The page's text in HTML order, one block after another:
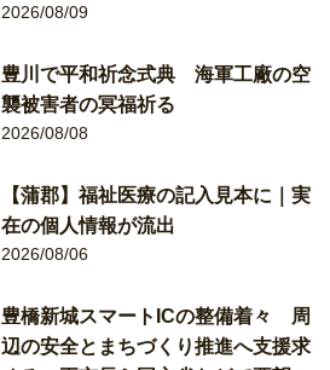
2026/08/09
豊川で平和祈念式典 海軍工廠の空
襲被害者の冥福祈る
2026/08/08
【蒲郡】福祉医療の記入見本に｜実
在の個人情報が流出
2026/08/06
豊橋新城スマートICの整備着々 周
辺の安全とまちづくり推進へ支援求